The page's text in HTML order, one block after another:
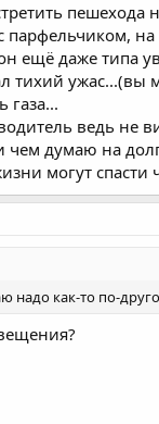
пешехода
ещё даже типа
тихий ужас...(вы
газа...
ведь не
думаю на
могут
надо как-то по-